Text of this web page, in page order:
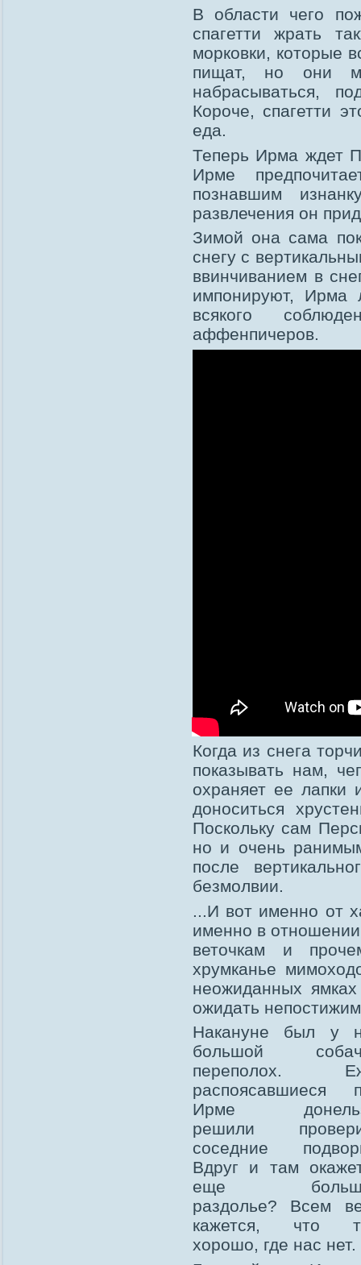
В области чего
спагетти жрать
морковки, которые
пищат, но они
набрасываться,
Короче, спагетти
еда.
Теперь Ирма ждет
Ирме
познавшим
развлечения он
Зимой она сама
снегу с
ввинчиванием в
импонируют, Ирма
всякого
аффенпичеров.
Когда из снега
показывать нам,
охраняет ее лапки
доноситься
Поскольку сам
но и очень
после
безмолвии.
...И вот именно от
именно в
веточкам и
хрумканье
неожиданных
ожидать
Накануне был у
большой
переполох.
распоясавшиеся
Ирме
решили
соседние
Вдруг и там
еще
раздолье? Всем
кажется, что
хорошо, где нас нет.